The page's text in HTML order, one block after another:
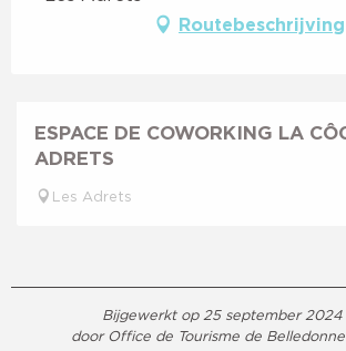
Routebeschrijving
ESPACE DE COWORKING LA
ADRETS
Les Adrets
Bijgewerkt op 25 september 2024
door Office de Tourisme de